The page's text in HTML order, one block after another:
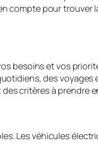
compte pour
besoins et vos
des voyages
critères à prendre
Les véhicules